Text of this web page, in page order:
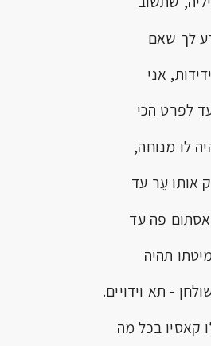
שאם
אני
הכי
מנוחה,
עֵר עד
פה עד
תהיה
- תא וידויים.
בכל מה